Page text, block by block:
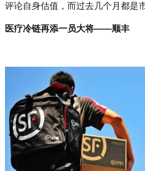
评论自身估值，而过去几个月都是
医疗冷链再添一员大将——顺丰